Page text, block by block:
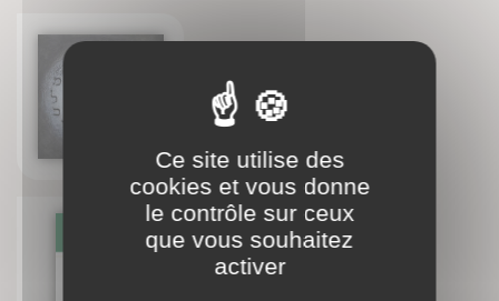
L'arbre des archétypes
Jean-François Froger
Bernadette Main
Réflexions sur le travail
Ce site utilise des
cookies et vous donne
le contrôle sur ceux
que vous souhaitez
activer